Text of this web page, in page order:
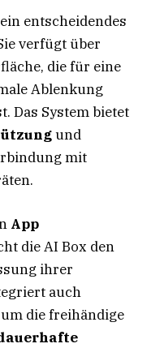
entscheidendes
verfügt über
die für eine
Ablenkung
Das System bietet
und
mit
App
die AI Box den
ihrer
auch
die freihändige